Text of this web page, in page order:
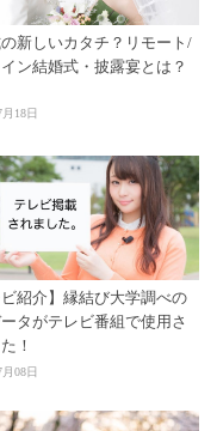
新しいカタチ？リモート/
ン結婚式・披露宴とは？
18日
ビ紹介】縁結び大学調べの
タがテレビ番組で使用さ
！
08日